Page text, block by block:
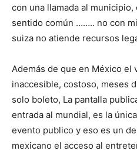
con una llamada al
sentido común …….. no con
suiza no atiende recursos
Además de que en México el
inaccesible, costoso, meses
solo boleto, La pantalla
entrada al mundial, es la
evento publico y eso es un
mexicano el acceso al